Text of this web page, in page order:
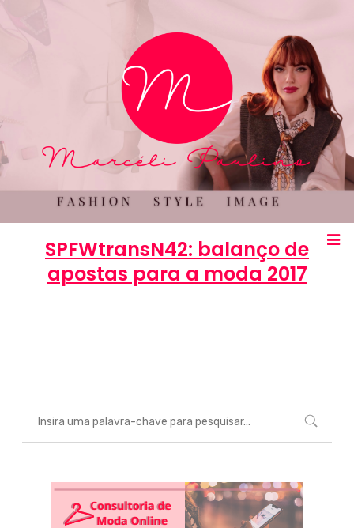
SPFWtransN42: balanço de
apostas para a moda 2017